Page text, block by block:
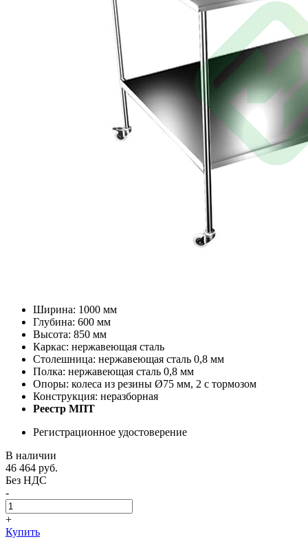
Ширина: 1000 мм
Глубина: 600 мм
Высота: 850 мм
Каркас: нержавеющая сталь
Столешница: нержавеющая сталь 0,8 мм
Полка: нержавеющая сталь 0,8 мм
Опоры: колеса из резины Ø75 мм, 2 с тормозом
Конструкция: неразборная
Реестр МПТ
Регистрационное удостоверение
В наличии
46 464 руб.
Без НДС
-
+
Купить